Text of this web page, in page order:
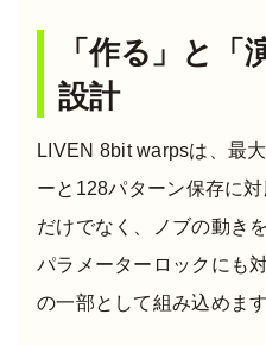
「作る」と
設計
LIVEN 8bit warpsは、最
ーと128パターン保存に
だけでなく、ノブの動き
パラメーターロックにも
の一部として組み込めます